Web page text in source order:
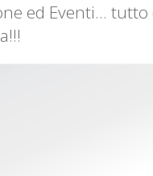
ed Eventi...